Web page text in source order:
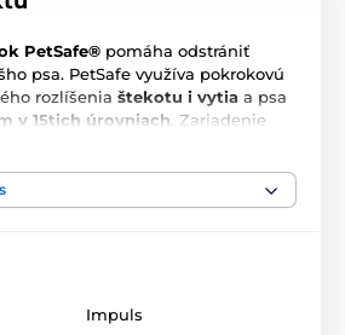
PetSafe® pomáha odstrániť
psa. PetSafe využíva pokrokovú
rozlíšenia štekotu i vytia a psa
v 15tich úrovniach . Zariadenie
ale aj vytie psa
impulzu v 15tich úrovniach
Impuls